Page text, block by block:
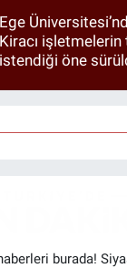
Ege
Kiracı işletmelerin
istendiği öne
burada!